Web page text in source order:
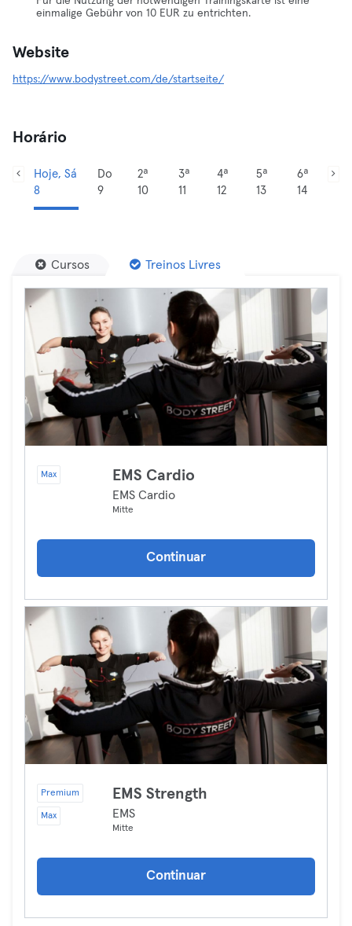
einmalige Gebühr von 10 EUR zu entrichten.
Website
https://www.bodystreet.com/de/startseite/
Horário
Hoje, Sá
8
Do
9
2ª
10
3ª
11
4ª
12
5ª
13
6ª
14
Cursos Treinos Livres
Max EMS Cardio
EMS Cardio
Mitte
Continuar
Premium
Max
EMS Strength
EMS
Mitte
Continuar